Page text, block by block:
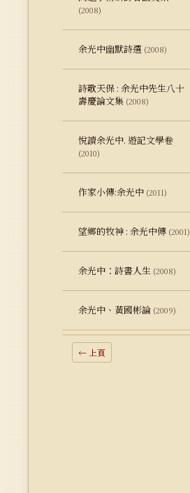
(2008)
余光中幽默詩選 (2008)
詩歌天保 : 余光中先生八十
壽慶論文集 (2008)
悅讀余光中. 遊記文學卷
(2010)
作家小傳:余光中 (2011)
望鄉的牧神 : 余光中傳 (2001)
余光中：詩書人生 (2008)
余光中、黃國彬論 (2009)
← 上頁